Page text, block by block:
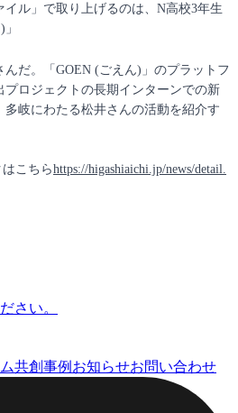
ル」で取り上げるのは、N高校3年生
だ。「GOEN (ごえん)」のプラットフ
プロジェクトの長期インターンでの新
岐にわたる松井さんの活動を紹介す
こちらhttps://higashiaichi.jp/news/detail.
さい。
共創事例 お知らせお問い合わせ